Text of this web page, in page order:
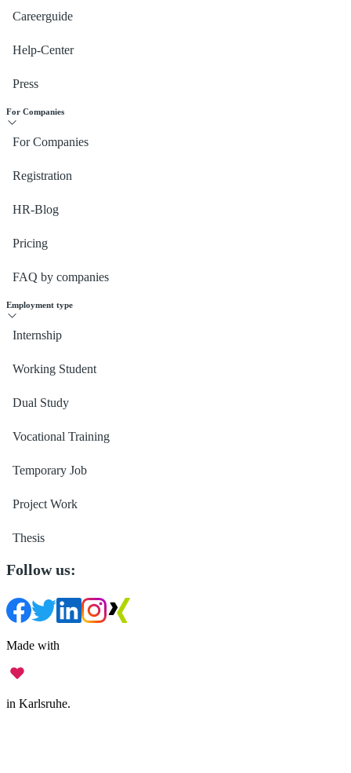
Careerguide
Help-Center
Press
For Companies
For Companies
Registration
HR-Blog
Pricing
FAQ by companies
Employment type
Internship
Working Student
Dual Study
Vocational Training
Temporary Job
Project Work
Thesis
Follow us:
Made with
in Karlsruhe.